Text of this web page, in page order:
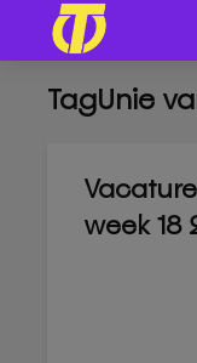
TagUnie
week 18